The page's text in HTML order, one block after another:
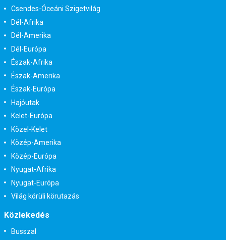
Csendes-Óceáni Szigetvilág
Dél-Afrika
Dél-Amerika
Dél-Európa
Észak-Afrika
Észak-Amerika
Észak-Európa
Hajóutak
Kelet-Európa
Közel-Kelet
Közép-Amerika
Közép-Európa
Nyugat-Afrika
Nyugat-Európa
Világ körüli körutazás
Közlekedés
Busszal